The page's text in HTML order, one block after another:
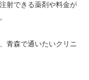
射できる薬剤や料金が
青森で通いたいクリニ